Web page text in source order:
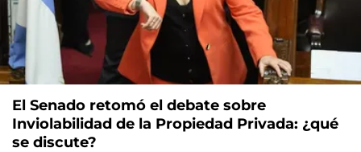
El Senado retomó el debate sobre
Inviolabilidad de la Propiedad Privada: ¿qué
se discute?